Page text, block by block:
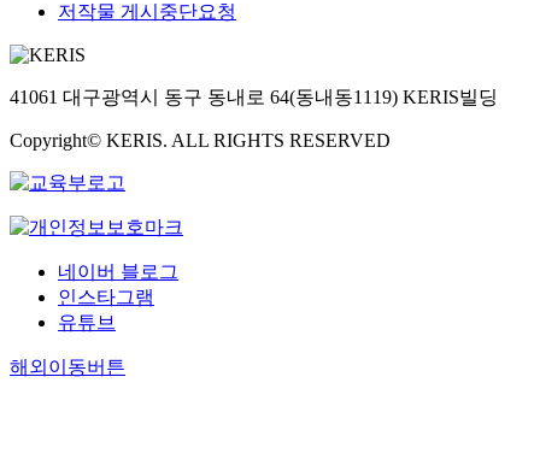
저작물 게시중단요청
41061 대구광역시 동구 동내로 64(동내동1119) KERIS빌딩
Copyright© KERIS. ALL RIGHTS RESERVED
네이버 블로그
인스타그램
유튜브
해외이동버튼